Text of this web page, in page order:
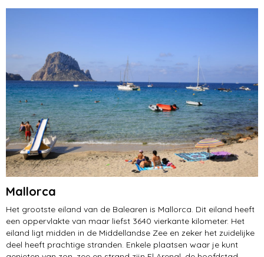
Mallorca
Het grootste eiland van de Balearen is Mallorca. Dit eiland heeft
een oppervlakte van maar liefst 3640 vierkante kilometer. Het
eiland ligt midden in de Middellandse Zee en zeker het zuidelijke
deel heeft prachtige stranden. Enkele plaatsen waar je kunt